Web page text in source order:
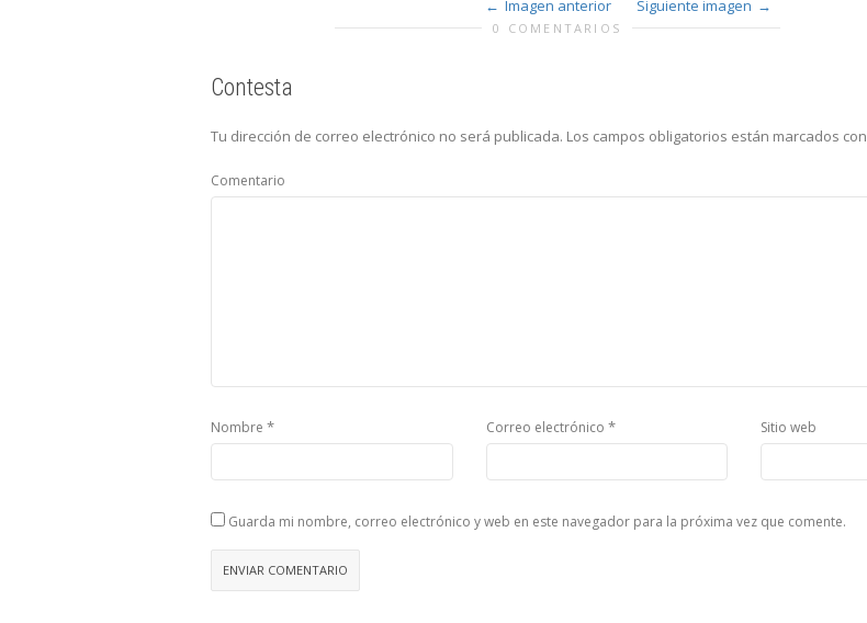
Imagen anterior Siguiente imagen
0 COMENTARIOS
Contesta
Tu dirección de correo electrónico no será publicada. Los campos obligatorios están marcados con
Comentario
Nombre * Correo electrónico * Sitio web
Guarda mi nombre, correo electrónico y web en este navegador para la próxima vez que comente.